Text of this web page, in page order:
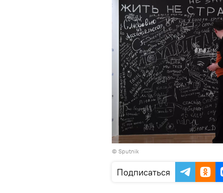
© Sputnik
Подписаться